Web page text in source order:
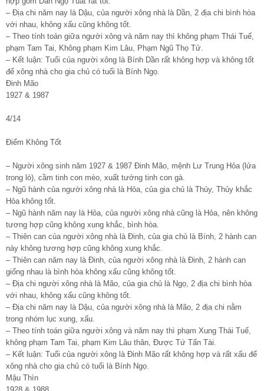
– Địa chi năm nay là Dậu, của người xông nhà là Dần, 2 địa chi bình hòa
với nhau, không xấu cũng không tốt.
– Theo tính toán giữa người xông và năm nay thì không phạm Thái Tuế,
phạm Tam Tai, Không phạm Kim Lâu, Phạm Ngũ Thọ Tử.
– Kết luận: Tuổi của người xông là Bính Dần rất không hợp và không tốt
để xông nhà cho gia chủ có tuổi là Bính Ngọ.
Đinh Mão
1927 & 1987
4/14
Điểm Không Tốt
– Người xông sinh năm 1927 & 1987 Đinh Mão, mệnh Lư Trung Hỏa (lửa
trong lò), cầm tinh con mèo, xuất tướng tinh con gà.
– Ngũ hành của người xông nhà là Hỏa, của gia chủ là Thủy, Thủy khắc
Hỏa không tốt.
– Ngũ hành năm nay là Hỏa, của người xông nhà cũng là Hỏa, nên không
tương hợp cũng không xung khắc, bình hòa.
– Thiên can của người xông nhà là Đinh, của gia chủ là Bính, 2 hành can
này không tương hợp cũng không xung khắc.
– Thiên can năm nay là Đinh, của người xông nhà là Đinh, 2 hành can
giống nhau là bình hòa không xấu cũng không tốt.
– Địa chi người xông nhà là Mão, của gia chủ là Ngọ, 2 địa chi bình hòa
với nhau, không xấu cũng không tốt.
– Địa chi năm nay là Dậu, của người xông nhà là Mão, 2 địa chi nằm
trong nhóm lục xung, xấu.
– Theo tính toán giữa người xông và năm nay thì phạm Xung Thái Tuế,
không phạm Tam Tai, phạm Kim Lâu thân, Được Tứ Tấn Tài.
– Kết luận: Tuổi của người xông là Đinh Mão rất không hợp và rất xấu để
xông nhà cho gia chủ có tuổi là Bính Ngọ.
Mậu Thìn